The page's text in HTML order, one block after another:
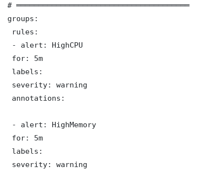
# ═══════════════════════════════════════
groups:
rules:
- alert: HighCPU
for: 5m
labels:
severity: warning
annotations:
- alert: HighMemory
for: 5m
labels:
severity: warning